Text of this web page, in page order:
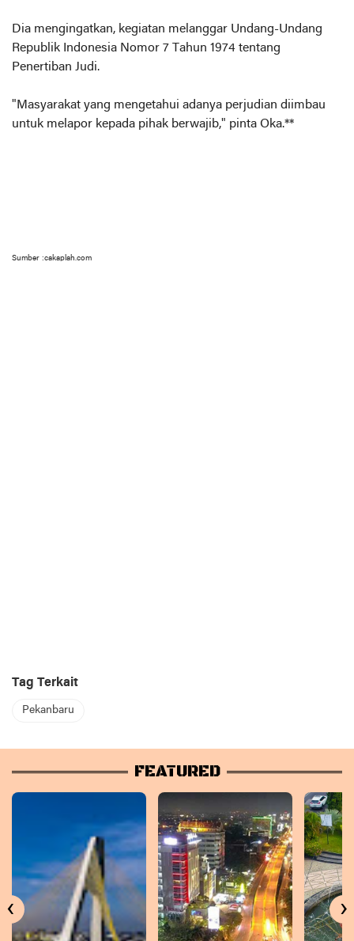
Dia mengingatkan, kegiatan melanggar Undang-Undang
Republik Indonesia Nomor 7 Tahun 1974 tentang
Penertiban Judi.
"Masyarakat yang mengetahui adanya perjudian diimbau
untuk melapor kepada pihak berwajib," pinta Oka.**
Sumber :cakaplah.com
Tag Terkait
Pekanbaru
FEATURED
‹ ›